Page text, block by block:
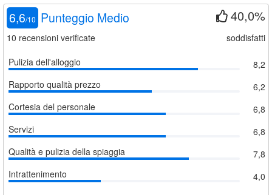
6,6/10 Punteggio Medio
10 recensioni verificate
40,0%
soddisfatti
Pulizia dell'alloggio
8,2
Rapporto qualità prezzo
6,2
Cortesia del personale
6,8
Servizi
6,8
Qualità e pulizia della spiaggia
7,8
Intrattenimento
4,0